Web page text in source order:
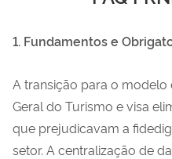
1. Fundamentos e
A transição para o
Geral do Turismo e visa
que prejudicavam a
setor. A centralização de